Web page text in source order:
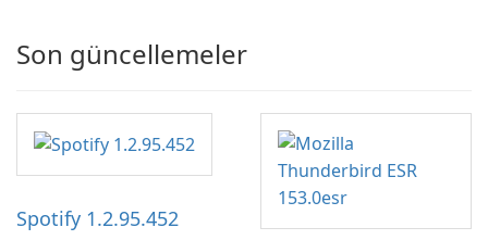
Son güncellemeler
Spotify 1.2.95.452